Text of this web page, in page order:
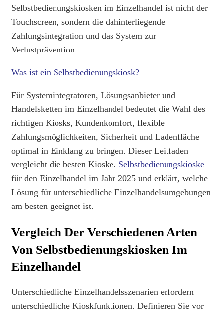
Selbstbedienungskiosken im Einzelhandel ist nicht der
Touchscreen, sondern die dahinterliegende
Zahlungsintegration und das System zur
Verlustprävention.
Was ist ein Selbstbedienungskiosk?
Für Systemintegratoren, Lösungsanbieter und
Handelsketten im Einzelhandel bedeutet die Wahl des
richtigen Kiosks, Kundenkomfort, flexible
Zahlungsmöglichkeiten, Sicherheit und Ladenfläche
optimal in Einklang zu bringen. Dieser Leitfaden
vergleicht die besten Kioske. Selbstbedienungskioske
für den Einzelhandel im Jahr 2025 und erklärt, welche
Lösung für unterschiedliche Einzelhandelsumgebungen
am besten geeignet ist.
Vergleich Der Verschiedenen Arten
Von Selbstbedienungskiosken Im
Einzelhandel
Unterschiedliche Einzelhandelsszenarien erfordern
unterschiedliche Kioskfunktionen. Definieren Sie vor